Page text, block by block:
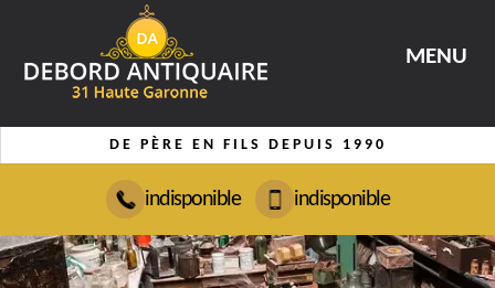
MENU
DE PÈRE EN FILS DEPUIS 1990
indisponible indisponible